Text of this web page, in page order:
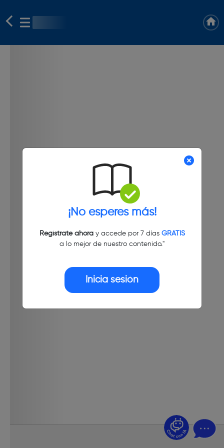
¡No esperes más!
Regístrate ahoray accede por 7 días GRATIS
a lo mejor de nuestro contenido."
Inicia sesión